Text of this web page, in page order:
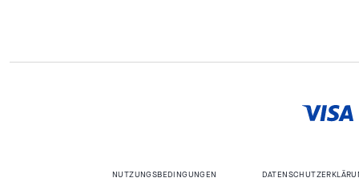
NUTZUNGSBEDINGUNGEN